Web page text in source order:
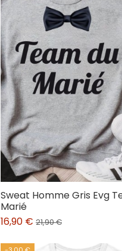
Sweat Homme Gris Evg
Marié
16,90 € 21,90 €